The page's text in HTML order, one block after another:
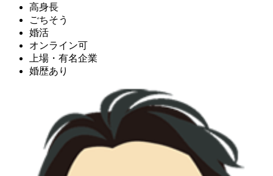
高身長
ごちそう
婚活
オンライン可
上場・有名企業
婚歴あり